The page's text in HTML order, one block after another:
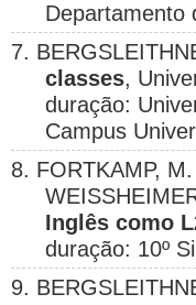
Departamento
7.
classes,
duração:
Campus
8. FORTKAMP,
Inglês como
duração: 10º
9.